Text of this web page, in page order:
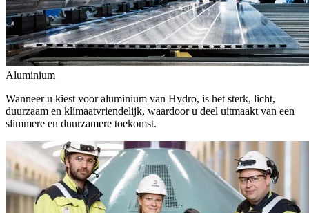
Aluminium
Wanneer u kiest voor aluminium van Hydro, is het sterk, licht,
duurzaam en klimaatvriendelijk, waardoor u deel uitmaakt van een
slimmere en duurzamere toekomst.